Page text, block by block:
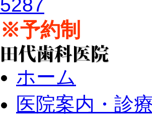
※予約制
ホーム
医院案内・診